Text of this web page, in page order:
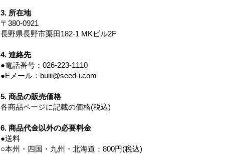
3. 所在地
〒380-0921
長野県長野市栗田182-1 MKビル2F
4. 連絡先
●電話番号：026-223-1110
●Eメール： buiii@seed-i.com
5. 商品の販売価格
各商品ページに記載の価格(税込)
6. 商品代金以外の必要料金​
●送料
○本州・四国・九州・北海道：800円(税込)